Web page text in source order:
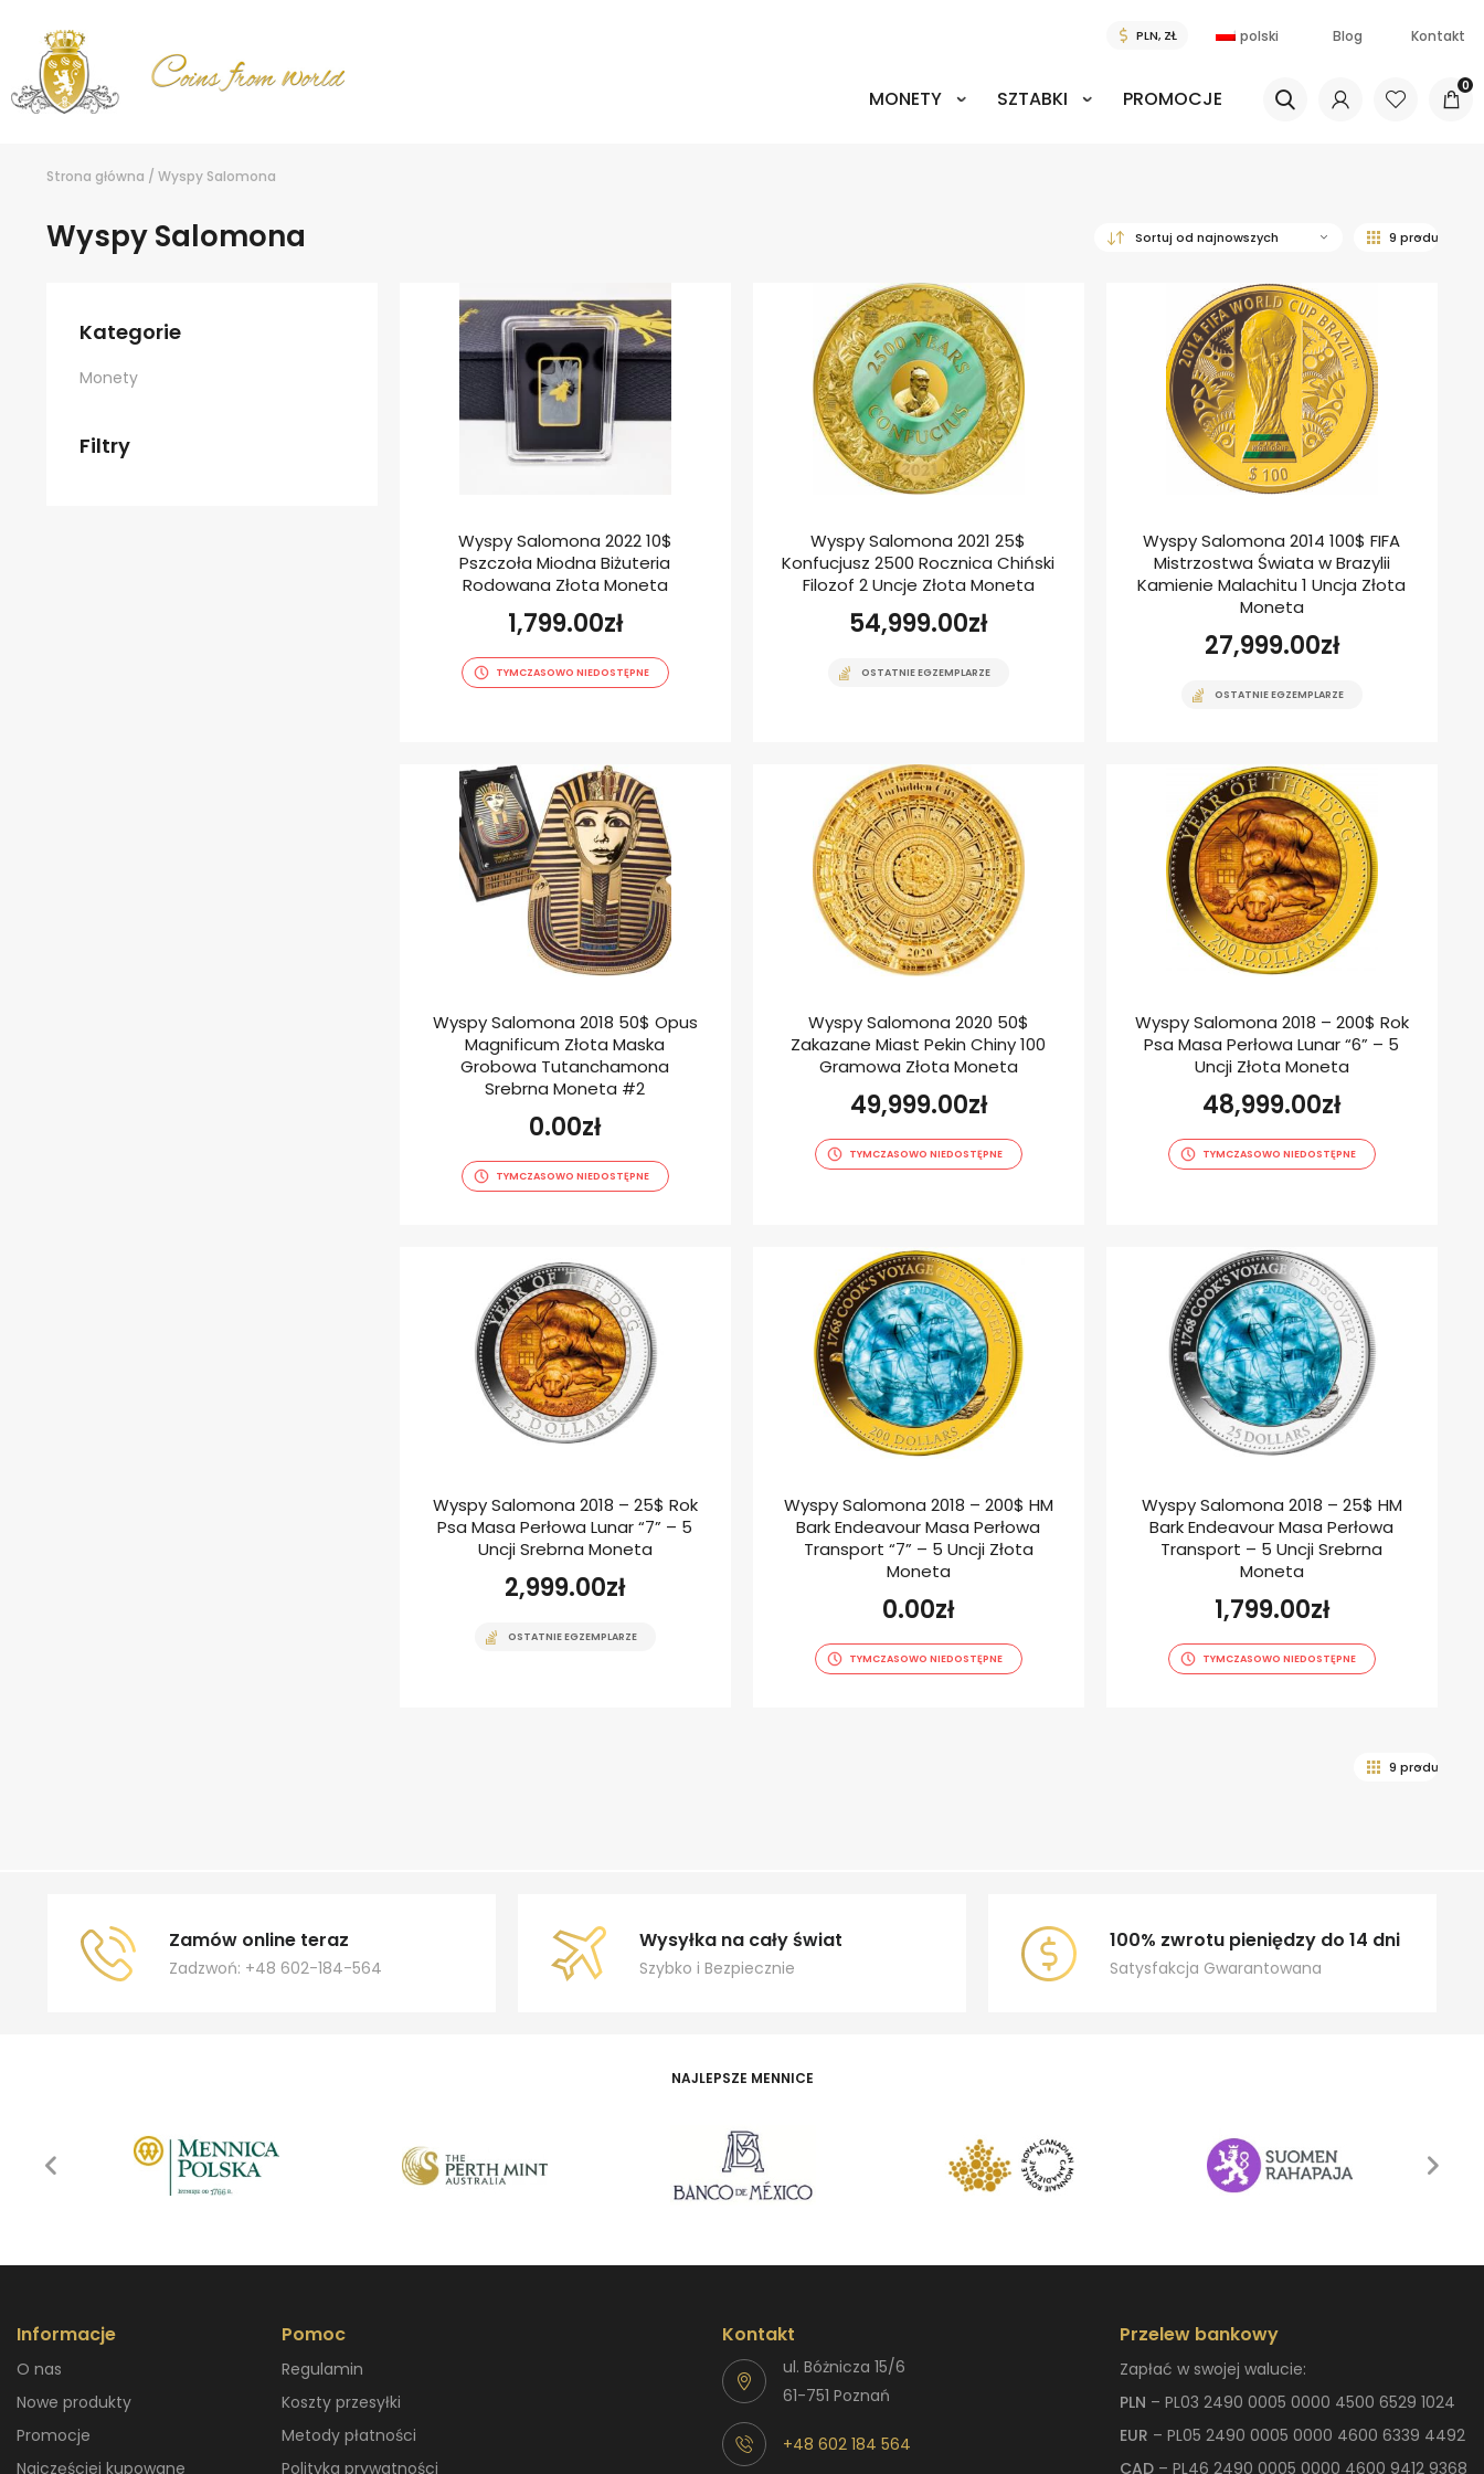
polski Blog Kontakt
MONETY SZTABKI PROMOCJE
0
Strona główna / Wyspy Salomona
Wyspy Salomona
Kategorie
Monety
Filtry
Wyspy Salomona 2022 10$
Pszczoła Miodna Biżuteria
Rodowana Złota Moneta
1,799.00zł
TYMCZASOWO NIEDOSTĘPNE
Wyspy Salomona 2021 25$
Konfucjusz 2500 Rocznica Chiński
Filozof 2 Uncje Złota Moneta
54,999.00zł
OSTATNIE EGZEMPLARZE
Wyspy Salomona 2014 100$ FIFA
Mistrzostwa Świata w Brazylii
Kamienie Malachitu 1 Uncja Złota
Moneta
27,999.00zł
OSTATNIE EGZEMPLARZE
Wyspy Salomona 2018 50$ Opus
Magnificum Złota Maska
Grobowa Tutanchamona
Srebrna Moneta #2
0.00zł
TYMCZASOWO NIEDOSTĘPNE
Wyspy Salomona 2020 50$
Zakazane Miast Pekin Chiny 100
Gramowa Złota Moneta
49,999.00zł
TYMCZASOWO NIEDOSTĘPNE
Wyspy Salomona 2018 – 200$ Rok
Psa Masa Perłowa Lunar “6” – 5
Uncji Złota Moneta
48,999.00zł
TYMCZASOWO NIEDOSTĘPNE
Wyspy Salomona 2018 – 25$ Rok
Psa Masa Perłowa Lunar “7” – 5
Uncji Srebrna Moneta
2,999.00zł
OSTATNIE EGZEMPLARZE
Wyspy Salomona 2018 – 200$ HM
Bark Endeavour Masa Perłowa
Transport “7” – 5 Uncji Złota
Moneta
0.00zł
TYMCZASOWO NIEDOSTĘPNE
Wyspy Salomona 2018 – 25$ HM
Bark Endeavour Masa Perłowa
Transport – 5 Uncji Srebrna
Moneta
1,799.00zł
TYMCZASOWO NIEDOSTĘPNE
Zamów online teraz
Zadzwoń: +48 602-184-564
Wysyłka na cały świat
Szybko i Bezpiecznie
100% zwrotu pieniędzy do 14 dni
Satysfakcja Gwarantowana
NAJLEPSZE MENNICE
Informacje
O nas
Nowe produkty
Promocje
Najczęściej kupowane
Pomoc
Regulamin
Koszty przesyłki
Metody płatności
Polityka prywatności
Kontakt
ul. Bóżnicza 15/6
61-751 Poznań
+48 602 184 564
Przelew bankowy
Zapłać w swojej walucie:
PLN – PL03 2490 0005 0000 4500 6529 1024
EUR – PL05 2490 0005 0000 4600 6339 4492
CAD – PL46 2490 0005 0000 4600 9412 9368